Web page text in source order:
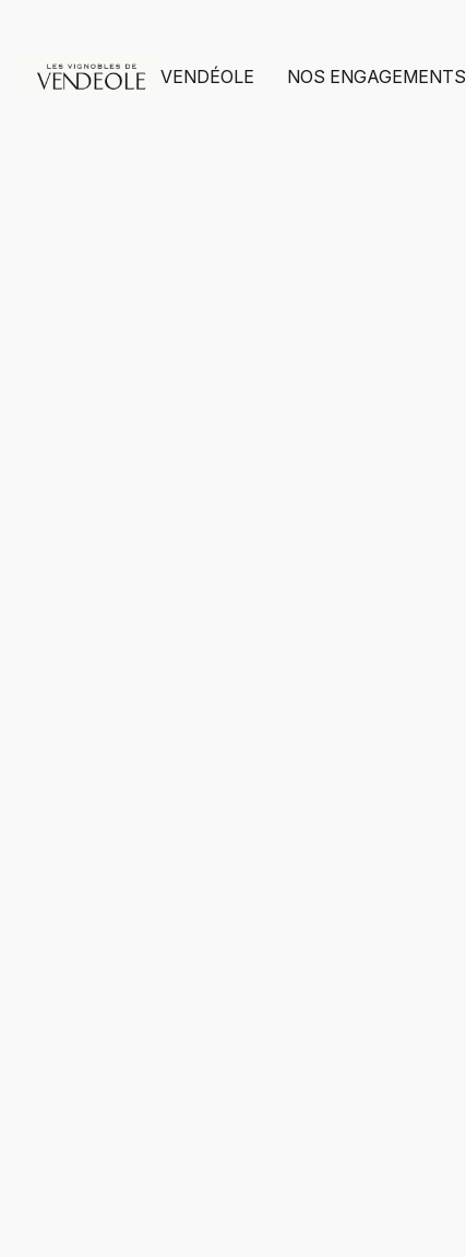
VENDÉOLE NOS ENGAGEMENTS